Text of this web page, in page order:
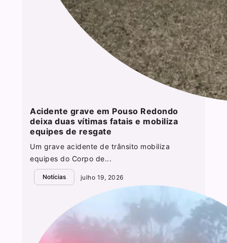
Acidente grave em Pouso Redondo
deixa duas vítimas fatais e mobiliza
equipes de resgate
Um grave acidente de trânsito mobiliza
equipes do Corpo de...
Notícias julho 19, 2026